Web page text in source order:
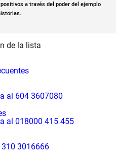
a través del poder del ejemplo
de la lista
al 604 3607080
al 018000 415 455
3016666